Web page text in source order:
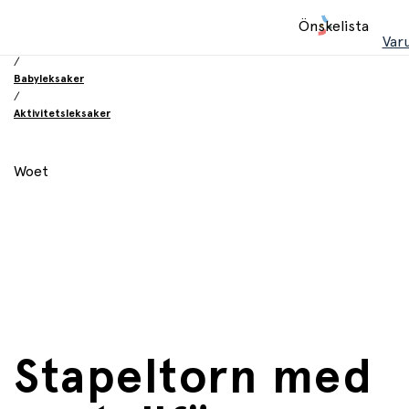
Önskelista
/
Babyleksaker
/
Aktivitetsleksaker
Woet
Stapeltorn med